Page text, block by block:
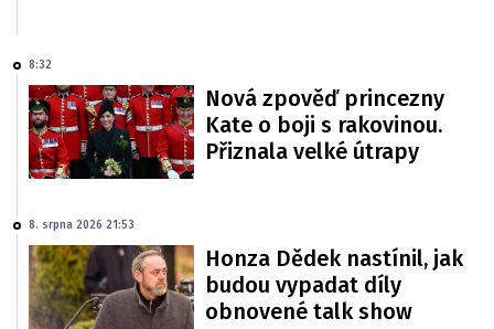
8:32
Nová zpověď princezny
Kate o boji s rakovinou.
Přiznala velké útrapy
8. srpna 2026 21:53
Honza Dědek nastínil, jak
budou vypadat díly
obnovené talk show